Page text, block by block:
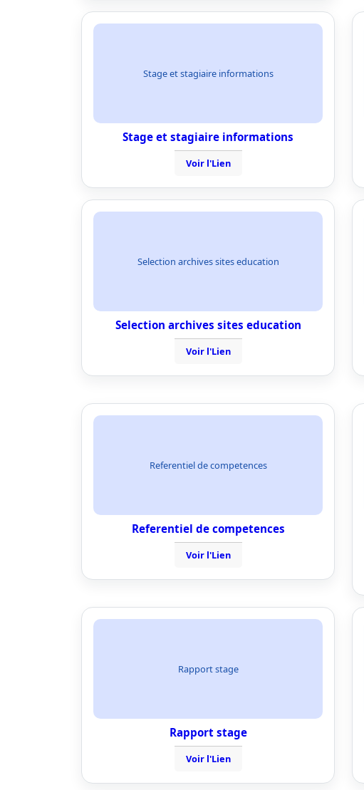
Stage et stagiaire informations
Stage et stagiaire informations
Voir l'Lien
Selection archives sites education
Selection archives sites education
Voir l'Lien
Referentiel de competences
Referentiel de competences
Voir l'Lien
Rapport stage
Rapport stage
Voir l'Lien